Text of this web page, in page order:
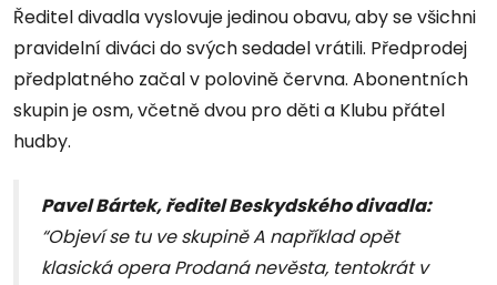
Ředitel divadla vyslovuje jedinou obavu, aby se všichni
pravidelní diváci do svých sedadel vrátili. Předprodej
předplatného začal v polovině června. Abonentních
skupin je osm, včetně dvou pro děti a Klubu přátel
hudby.
Pavel Bártek, ředitel Beskydského divadla:
“Objeví se tu ve skupině A například opět
klasická opera Prodaná nevěsta, tentokrát v